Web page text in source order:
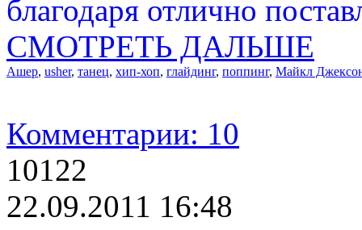
благодаря отлично
СМОТРЕТЬ ДАЛЬШЕ
Ашер, usher, танец, хип-хоп, глайдинг, поппинг, Майкл
Комментарии: 10
10122
22.09.2011 16:48